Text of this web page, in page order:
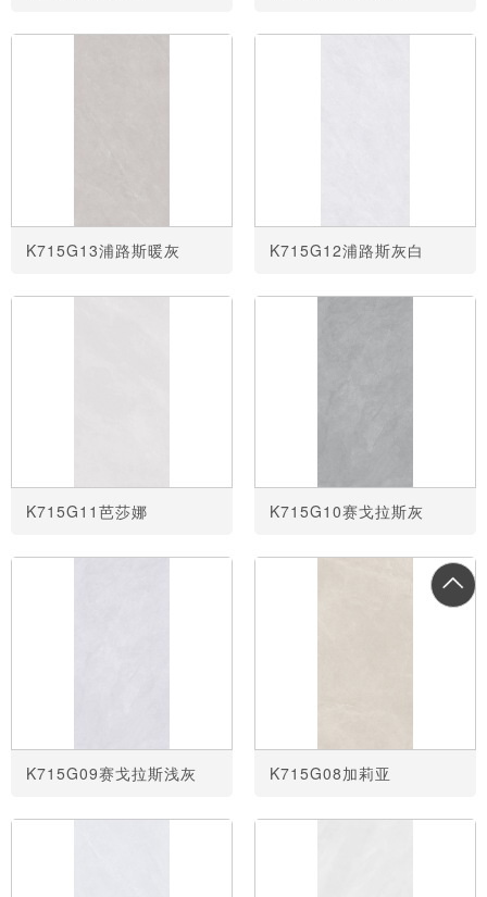
K715G13浦路斯暖灰 K715G12浦路斯灰白
K715G11芭莎娜 K715G10赛戈拉斯灰
K715G09赛戈拉斯浅灰 K715G08加莉亚